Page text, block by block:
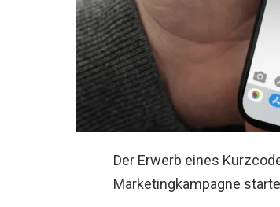
Der Erwerb eines
Marketingkampagne